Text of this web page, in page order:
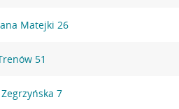
Matejki 26
51
Zegrzyńska 7